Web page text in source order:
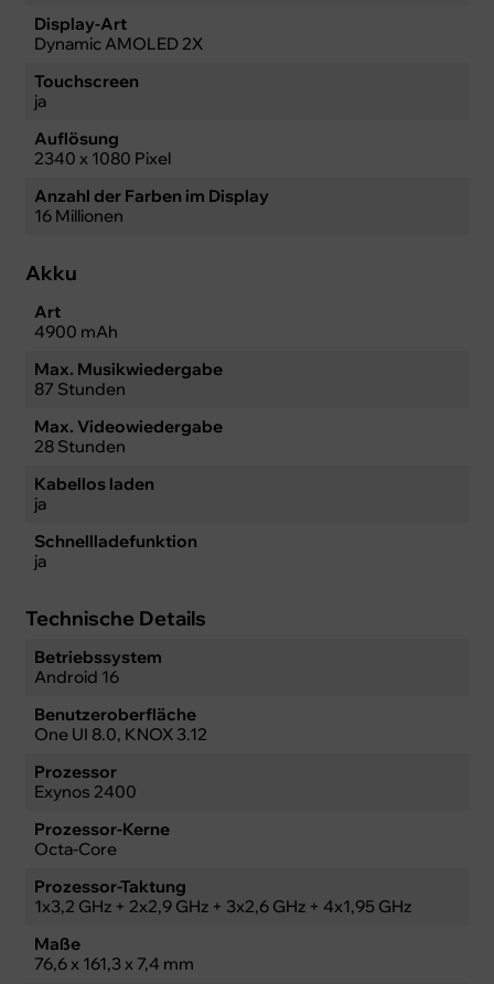
Display-Art
Dynamic AMOLED 2X
Touchscreen
ja
Auflösung
2340 x 1080 Pixel
Anzahl der Farben im Display
16 Millionen
Akku
Art
4900 mAh
Max. Musikwiedergabe
87 Stunden
Max. Videowiedergabe
28 Stunden
Kabellos laden
ja
Schnellladefunktion
ja
Technische Details
Betriebssystem
Android 16
Benutzeroberfläche
One UI 8.0, KNOX 3.12
Prozessor
Exynos 2400
Prozessor-Kerne
Octa-Core
Prozessor-Taktung
1x3,2 GHz + 2x2,9 GHz + 3x2,6 GHz + 4x1,95 GHz
Maße
76,6 x 161,3 x 7,4 mm